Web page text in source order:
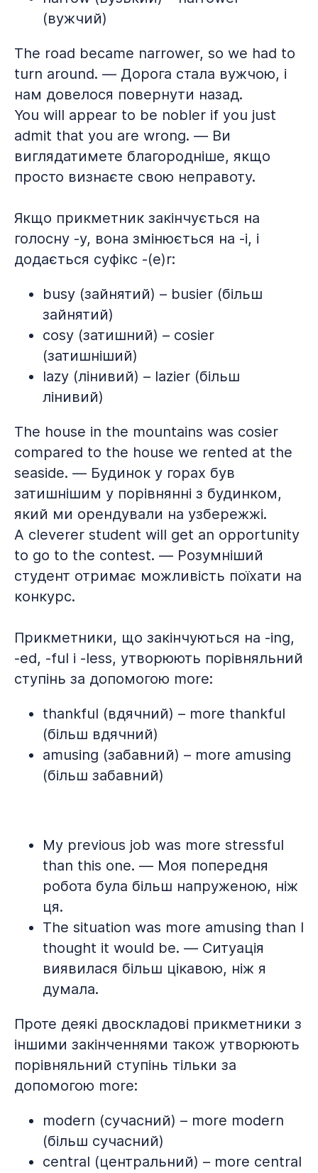
(вужчий)
The road became narrower, so we had to
turn around. — Дорога стала вужчою, і
нам довелося повернути назад.
You will appear to be nobler if you just
admit that you are wrong. — Ви
виглядатимете благородніше, якщо
просто визнаєте свою неправоту.
Якщо прикметник закінчується на
голосну -y, вона змінюється на -i, і
додається суфікс -(e)r:
busy (зайнятий) – busier (більш
зайнятий)
cosy (затишний) – cosier
(затишніший)
lazy (лінивий) – lazier (більш
лінивий)
The house in the mountains was cosier
compared to the house we rented at the
seaside. — Будинок у горах був
затишнішим у порівнянні з будинком,
який ми орендували на узбережжі.
A cleverer student will get an opportunity
to go to the contest. — Розумніший
студент отримає можливість поїхати на
конкурс.
Прикметники, що закінчуються на -ing,
-ed, -ful і -less, утворюють порівняльний
ступінь за допомогою more:
thankful (вдячний) – more thankful
(більш вдячний)
amusing (забавний) – more amusing
(більш забавний)
My previous job was more stressful
than this one. — Моя попередня
робота була більш напруженою, ніж
ця.
The situation was more amusing than I
thought it would be. — Ситуація
виявилася більш цікавою, ніж я
думала.
Проте деякі двоскладові прикметники з
іншими закінченнями також утворюють
порівняльний ступінь тільки за
допомогою more:
modern (сучасний) – more modern
(більш сучасний)
central (центральний) – more central